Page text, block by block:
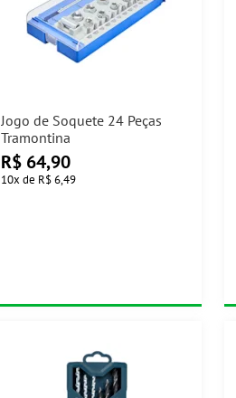
Jogo de Soquete 24 Peças
Tramontina
R$ 64,90
10x de R$ 6,49